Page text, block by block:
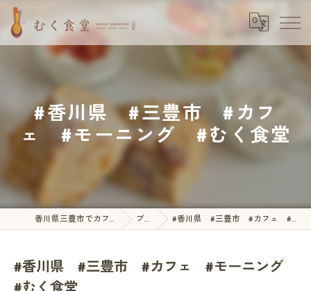
#香川県 #三豊市 #カフ
ェ #モーニング #むく食堂
香川県三豊市でカフェならむく食堂 ブログ #香川県 #三豊市 #カフェ #モーニング #むく食堂
#香川県 #三豊市 #カフェ #モーニング